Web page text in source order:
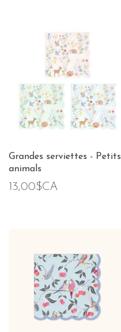
Grandes serviettes - Petits
animals
13,00$CA